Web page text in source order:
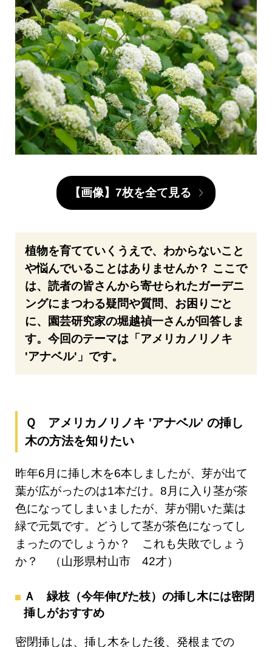
【画像】7枚を全て見る
植物を育てていくうえで、わからないこと
や悩んでいることはありませんか？ ここで
は、読者の皆さんから寄せられたガーデニ
ングにまつわる疑問や質問、お困りごと
に、園芸研究家の堀越禎一さんが回答しま
す。今回のテーマは「アメリカノリノキ
'アナベル'」です。
Ｑ アメリカノリノキ 'アナベル' の挿し
木の方法を知りたい
昨年6月に挿し木を6本しましたが、芽が出て
葉が広がったのは1本だけ。8月に入り茎が茶
色になってしまいましたが、芽が開いた葉は
緑で元気です。どうして茎が茶色になってし
まったのでしょうか？ これも失敗でしょう
か？ （山形県村山市 42才）
Ａ 緑枝（今年伸びた枝）の挿し木には密閉
挿しがおすすめ
密閉挿しは、挿し木をした後、発根までの